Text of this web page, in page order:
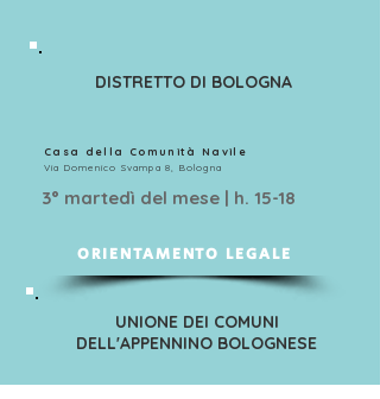
DISTRETTO DI BOLOGNA
Casa della Comunità Navile
Via Domenico Svampa 8, Bologna
3° martedì del mese | h. 15-18
ORIENTAMENTO LEGALE
UNIONE DEI COMUNI
DELL'APPENNINO BOLOGNESE